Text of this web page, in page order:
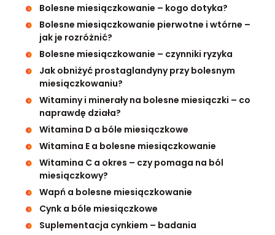
Bolesne miesiączkowanie – kogo dotyka?
Bolesne miesiączkowanie pierwotne i wtórne –
jak je rozróżnić?
Bolesne miesiączkowanie – czynniki ryzyka
Jak obniżyć prostaglandyny przy bolesnym
miesiączkowaniu?
Witaminy i minerały na bolesne miesiączki – co
naprawdę działa?
Witamina D a bóle miesiączkowe
Witamina E a bolesne miesiączkowanie
Witamina C a okres – czy pomaga na ból
miesiączkowy?
Wapń a bolesne miesiączkowanie
Cynk a bóle miesiączkowe
Suplementacja cynkiem – badania